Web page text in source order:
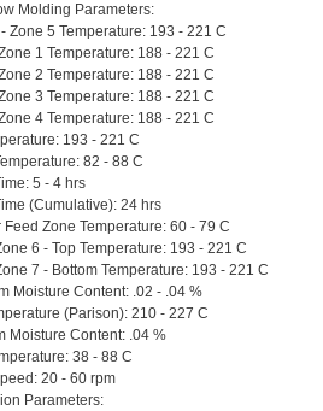
Molding Parameters:
Zone 5 Temperature: 193 - 221 C
1 Temperature: 188 - 221 C
2 Temperature: 188 - 221 C
3 Temperature: 188 - 221 C
4 Temperature: 188 - 221 C
193 - 221 C
82 - 88 C
5 - 4 hrs
(Cumulative): 24 hrs
Feed Zone Temperature: 60 - 79 C
6 - Top Temperature: 193 - 221 C
7 - Bottom Temperature: 193 - 221 C
Moisture Content: .02 - .04 %
(Parison): 210 - 227 C
Moisture Content: .04 %
38 - 88 C
20 - 60 rpm
Parameters: